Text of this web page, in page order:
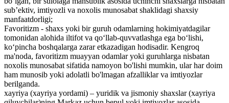
sub’ektiv, imtiyozli va noxolis munosabat shaklidagi shaxsiy
manfaatdorligi;
Favoritizm - shaxs yoki bir guruh odamlarning hokimiyatdagilar
tomonidan alohida iltifot va qo‘llab-quvvatlashga ega bo‘lishi,
ko‘pincha boshqalarga zarar еtkazadigan hodisadir. Kengroq
ma'noda, favoritizm muayyan odamlar yoki guruhlarga nisbatan
noxolis munosabat sifatida namoyon bo'lishi mumkin, ular har doim
ham munosib yoki adolatli bo'lmagan afzalliklar va imtiyozlar
berilganda.
xayriya (xayriya yordami) – yuridik va jismoniy shaxslar (xayriya